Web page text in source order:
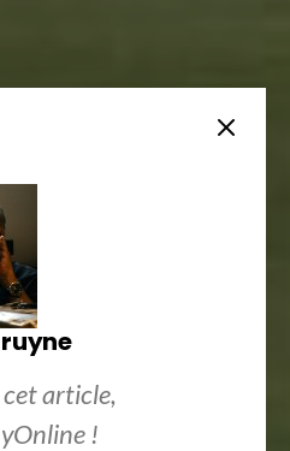
cet article,
!